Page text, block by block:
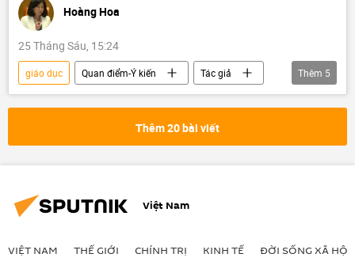
Hoàng Hoa
25 Tháng Sáu, 15:24
giáo dục Quan điểm-Ý kiến
Tác giả
môn ngữ văn
Việt Nam
Xã hội
Thêm 5
Thêm 20 bài viết
Việt Nam
VIỆT NAM THẾ GIỚI CHÍNH TRỊ KINH TẾ ĐỜI SỐNG XÃ HỘI